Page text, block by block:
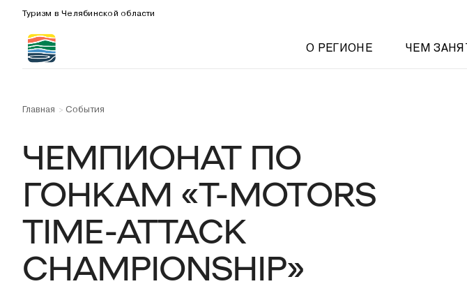
Туризм в Челябинской области
О РЕГИОНЕ ЧЕМ
Главная > События
ЧЕМПИОНАТ ПО
ГОНКАМ «T-MOTORS
TIME-ATTACK
CHAMPIONSHIP»